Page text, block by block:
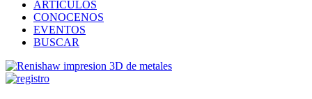
ARTICULOS
CONOCENOS
EVENTOS
BUSCAR